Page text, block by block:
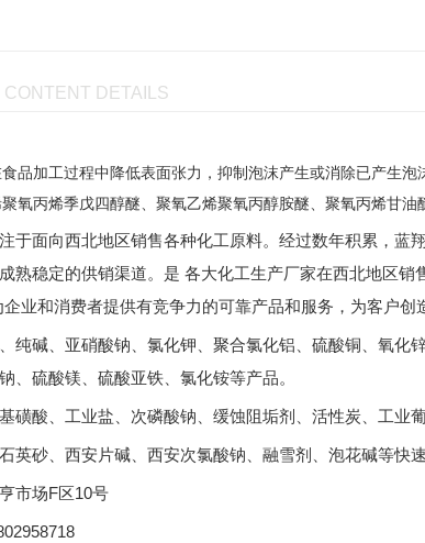
CONTENT DETAILS
品加工过程中降低表面张力，抑制泡沫产生或消除已产生
氧丙烯季戊四醇醚、聚氧乙烯聚氧丙醇胺醚、聚氧丙烯甘
于面向西北地区销售各种化工原料。经过数年积累，蓝
熟稳定的供销渠道。是 各大化工生产厂家在西北地区
企业和消费者提供有竞争力的可靠产品和服务，为客户创
纯碱、亚硝酸钠、氯化钾、聚合氯化铝、硫酸铜、氧化
、硫酸镁、硫酸亚铁、氯化铵等产品。
磺酸、工业盐、次磷酸钠、缓蚀阻垢剂、活性炭、工业
英砂、西安片碱、西安次氯酸钠、融雪剂、泡花碱等快
市场F区10号